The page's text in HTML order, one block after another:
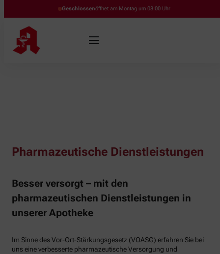
Geschlossenöffnet am Montag um 08:00 Uhr
Pharmazeutische Dienstleistungen
Besser versorgt – mit den
pharmazeutischen Dienstleistungen in
unserer Apotheke
Im Sinne des Vor-Ort-Stärkungsgesetz (VOASG) erfahren Sie bei
uns eine verbesserte pharmazeutische Versorgung und